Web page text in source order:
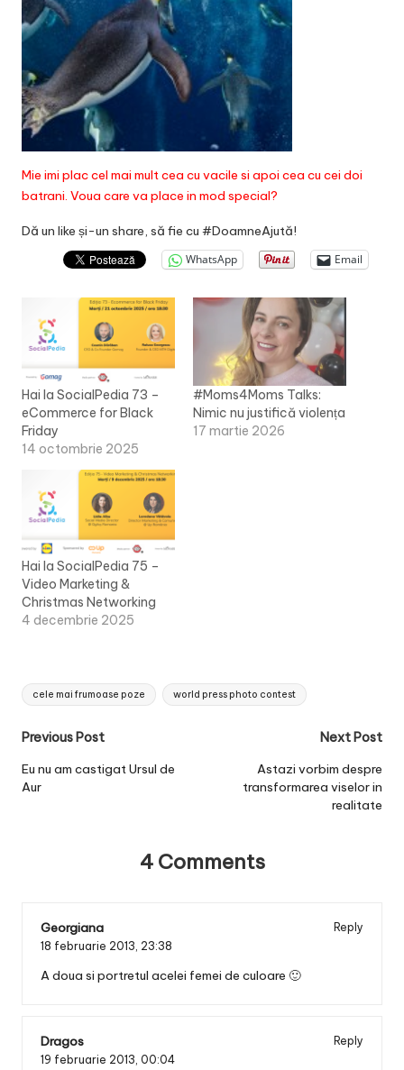
Mie imi plac cel mai mult cea cu vacile si apoi cea cu cei doi
batrani. Voua care va place in mod special?
Dă un like și-un share, să fie cu #DoamneAjută!
WhatsApp Email
Hai la SocialPedia 73 –
eCommerce for Black
Friday
14 octombrie 2025
#Moms4Moms Talks:
Nimic nu justifică violența
17 martie 2026
Hai la SocialPedia 75 –
Video Marketing &
Christmas Networking
4 decembrie 2025
Tags:
cele mai frumoase poze world press photo contest
Post
navigation
Previous Post
Eu nu am castigat Ursul de
Aur
Next Post
Astazi vorbim despre
transformarea viselor in
realitate
4 Comments
Georgiana
Reply
18 februarie 2013, 23:38
A doua si portretul acelei femei de culoare 🙂
Dragos
Reply
19 februarie 2013, 00:04